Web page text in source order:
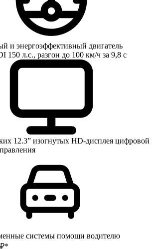
и энергоэффективный двигатель
150 л.с., разгон до 100 км/ч за 9,8 с
12.3” изогнутых HD-дисплея цифровой
системы помощи водителю